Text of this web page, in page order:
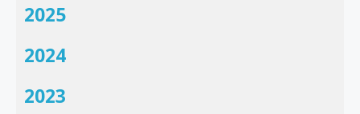
2025
2024
2023